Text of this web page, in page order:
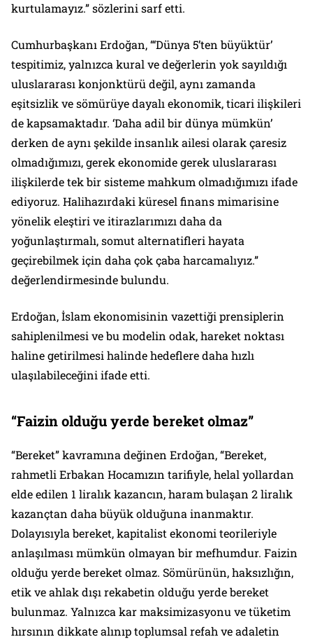
kurtulamayız.” sözlerini sarf etti.
Cumhurbaşkanı Erdoğan, “‘Dünya 5’ten büyüktür’
tespitimiz, yalnızca kural ve değerlerin yok sayıldığı
uluslararası konjonktürü değil, aynı zamanda
eşitsizlik ve sömürüye dayalı ekonomik, ticari ilişkileri
de kapsamaktadır. ‘Daha adil bir dünya mümkün’
derken de aynı şekilde insanlık ailesi olarak çaresiz
olmadığımızı, gerek ekonomide gerek uluslararası
ilişkilerde tek bir sisteme mahkum olmadığımızı ifade
ediyoruz. Halihazırdaki küresel finans mimarisine
yönelik eleştiri ve itirazlarımızı daha da
yoğunlaştırmalı, somut alternatifleri hayata
geçirebilmek için daha çok çaba harcamalıyız.”
değerlendirmesinde bulundu.
Erdoğan, İslam ekonomisinin vazettiği prensiplerin
sahiplenilmesi ve bu modelin odak, hareket noktası
haline getirilmesi halinde hedeflere daha hızlı
ulaşılabileceğini ifade etti.
“Faizin olduğu yerde bereket olmaz”
“Bereket” kavramına değinen Erdoğan, “Bereket,
rahmetli Erbakan Hocamızın tarifiyle, helal yollardan
elde edilen 1 liralık kazancın, haram bulaşan 2 liralık
kazançtan daha büyük olduğuna inanmaktır.
Dolayısıyla bereket, kapitalist ekonomi teorileriyle
anlaşılması mümkün olmayan bir mefhumdur. Faizin
olduğu yerde bereket olmaz. Sömürünün, haksızlığın,
etik ve ahlak dışı rekabetin olduğu yerde bereket
bulunmaz. Yalnızca kar maksimizasyonu ve tüketim
hırsının dikkate alınıp toplumsal refah ve adaletin